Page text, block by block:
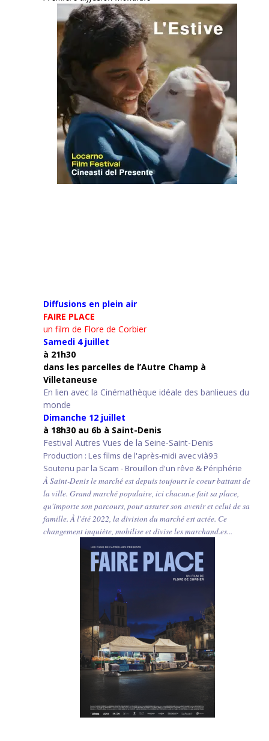
Diffusions en plein air
FAIRE PLACE
un film de Flore de Corbier
Samedi 4 juillet
à 21h30
dans les parcelles de l’Autre Champ à
Villetaneuse
En lien avec la Cinémathèque idéale des banlieues du
monde
Dimanche 12 juillet
à 18h30 au 6b à Saint-Denis
Festival Autres Vues de la Seine-Saint-Denis
Production : Les films de l'après-midi avec vià93
Soutenu par la Scam - Brouillon d'un rêve & Périphérie
À Saint-Denis le marché est depuis toujours le coeur battant de
la ville. Grand marché populaire, ici chacun.e fait sa place,
qu'importe son parcours, pour assurer son avenir et celui de sa
famille. À l'été 2022, la division du marché est actée. Ce
changement inquiète, mobilise et divise les marchand.es...